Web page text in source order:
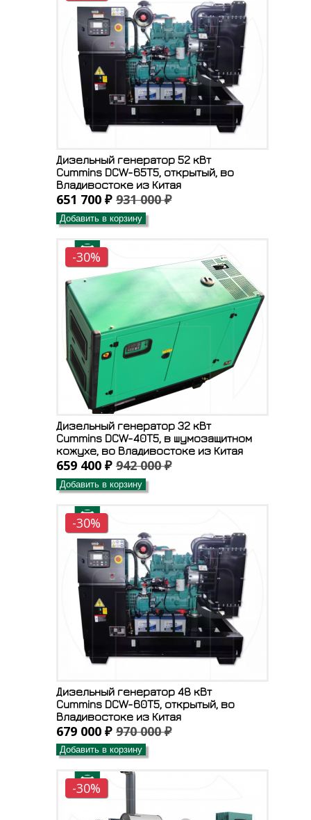
Дизельный генератор 52 кВт
Cummins DCW-65T5, открытый, во
Владивостоке из Китая
651 700 ₽ 931 000 ₽
Добавить в корзину
-30%
Дизельный генератор 32 кВт
Cummins DCW-40T5, в шумозащитном
кожухе, во Владивостоке из Китая
659 400 ₽ 942 000 ₽
Добавить в корзину
-30%
Дизельный генератор 48 кВт
Cummins DCW-60T5, открытый, во
Владивостоке из Китая
679 000 ₽ 970 000 ₽
Добавить в корзину
-30%